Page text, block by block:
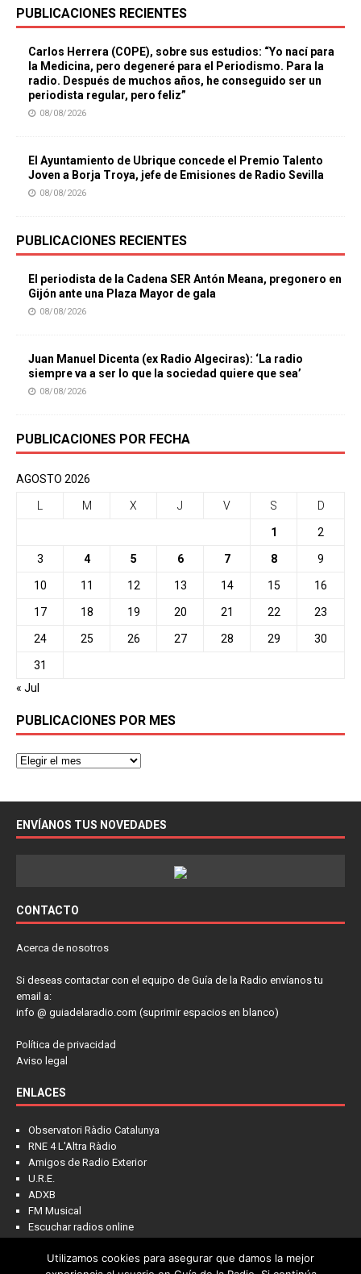
PUBLICACIONES RECIENTES
Carlos Herrera (COPE), sobre sus estudios: “Yo nací para
la Medicina, pero degeneré para el Periodismo. Para la
radio. Después de muchos años, he conseguido ser un
periodista regular, pero feliz”
08/08/2026
El Ayuntamiento de Ubrique concede el Premio Talento
Joven a Borja Troya, jefe de Emisiones de Radio Sevilla
08/08/2026
PUBLICACIONES RECIENTES
El periodista de la Cadena SER Antón Meana, pregonero en
Gijón ante una Plaza Mayor de gala
08/08/2026
Juan Manuel Dicenta (ex Radio Algeciras): ‘La radio
siempre va a ser lo que la sociedad quiere que sea’
08/08/2026
PUBLICACIONES POR FECHA
AGOSTO 2026
M X J V S D
1 2
3 4 5 6 7 8 9
10 11 12 13 14 15 16
17 18 19 20 21 22 23
24 25 26 27 28 29 30
31
« Jul
PUBLICACIONES POR MES
ENVÍANOS TUS NOVEDADES
CONTACTO
Acerca de nosotros
Si deseas contactar con el equipo de Guía de la Radio envíanos tu
email a:
info @ guiadelaradio.com (suprimir espacios en blanco)
Política de privacidad
Aviso legal
ENLACES
Observatori Ràdio Catalunya
RNE 4 L'Altra Ràdio
Amigos de Radio Exterior
U.R.E.
ADXB
FM Musical
Escuchar radios online
Utilizamos cookies para asegurar que damos la mejor